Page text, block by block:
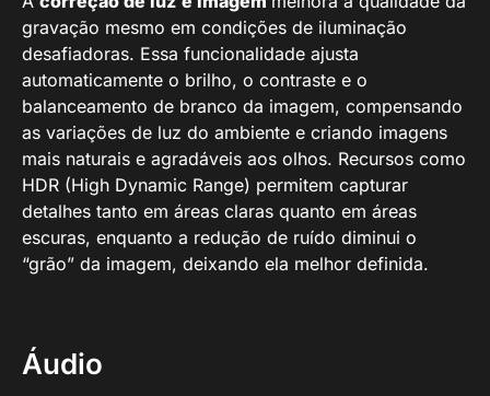
gravação mesmo em condições de iluminação
desafiadoras. Essa funcionalidade ajusta
automaticamente o brilho, o contraste e o
balanceamento de branco da imagem, compensando
as variações de luz do ambiente e criando imagens
mais naturais e agradáveis aos olhos. Recursos como
HDR (High Dynamic Range) permitem capturar
detalhes tanto em áreas claras quanto em áreas
escuras, enquanto a redução de ruído diminui o
“grão” da imagem, deixando ela melhor definida.
Áudio